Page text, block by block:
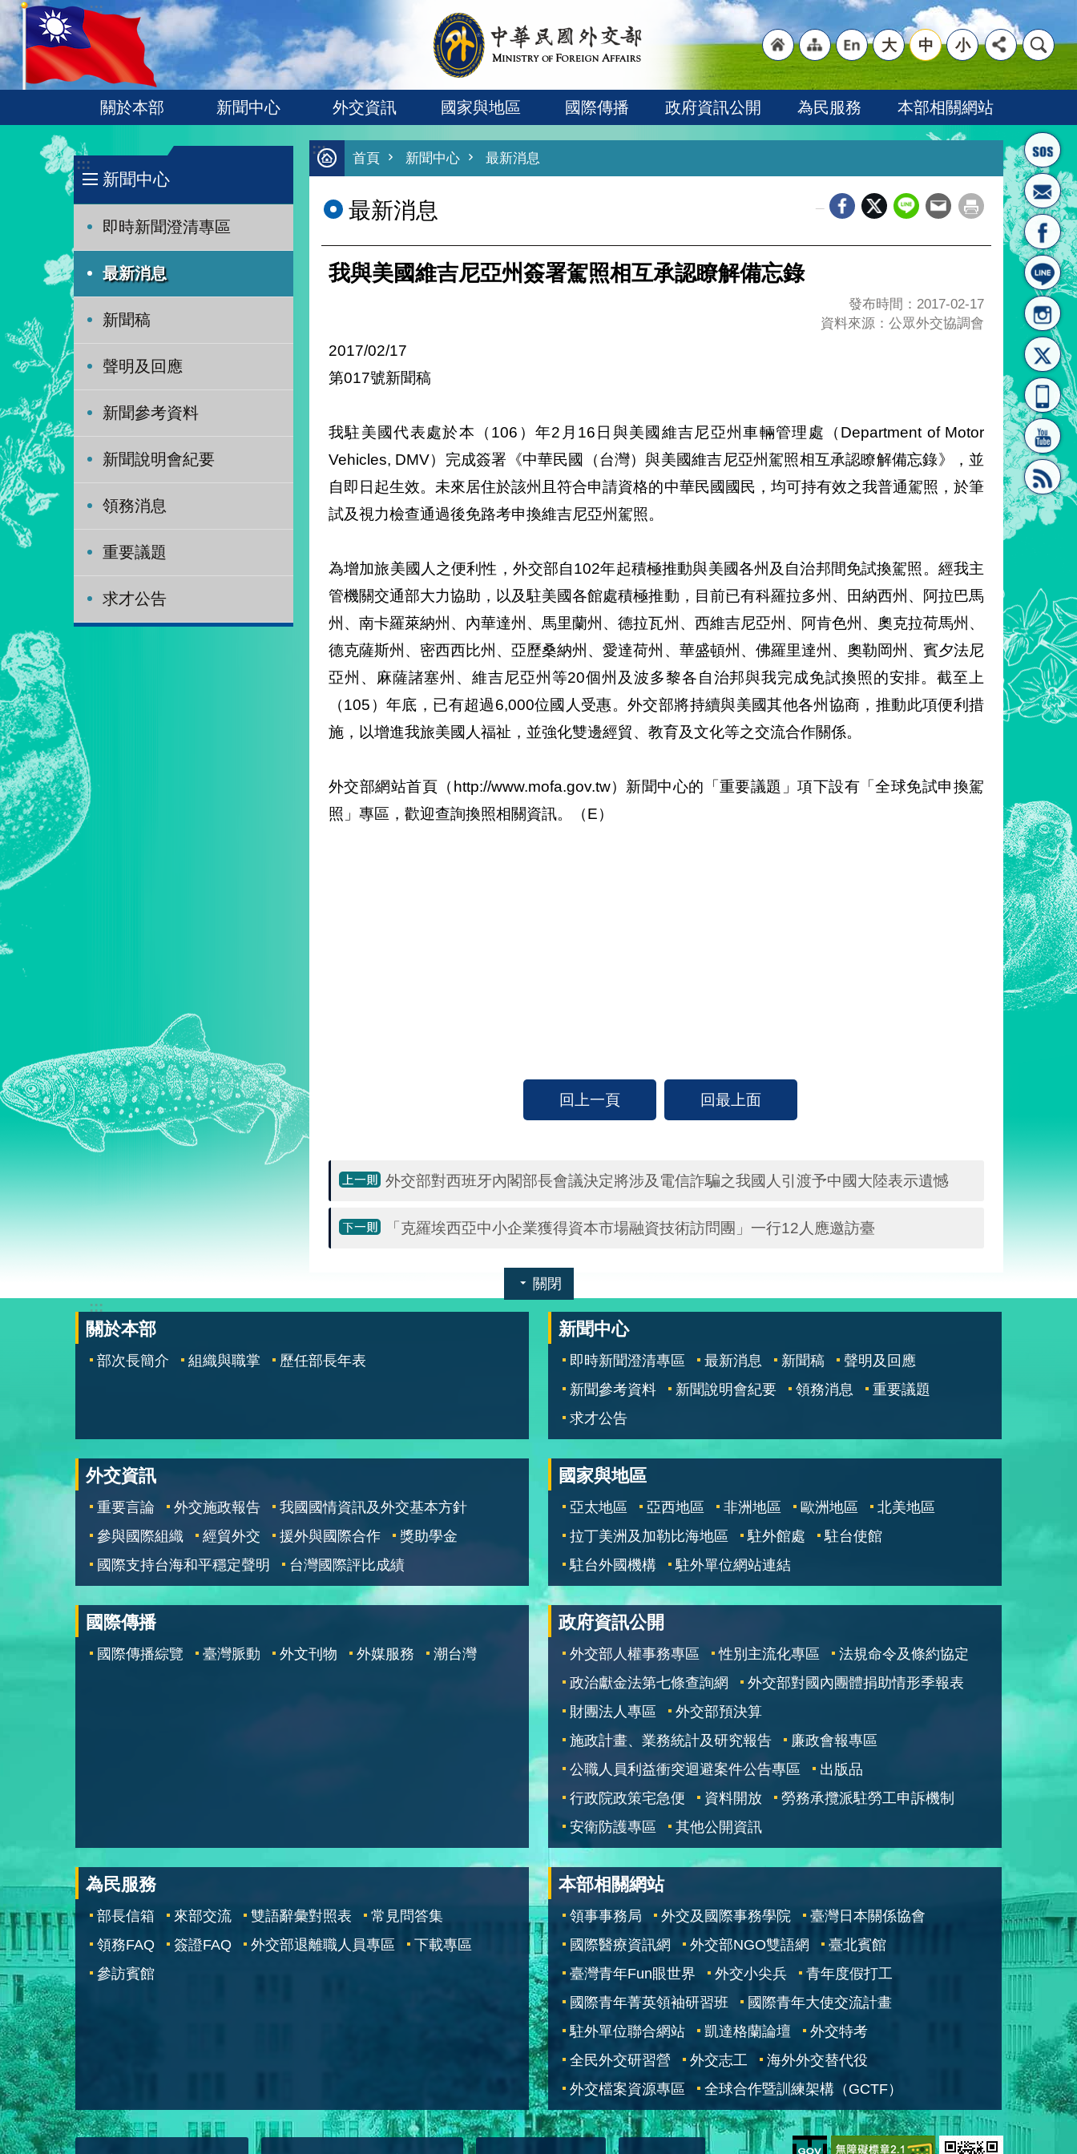
跳到主要內容區塊
:::
首頁
"網
站導
"英
文語
大 中 小
關於本部 新聞中心 外交資訊 國家與地區 國際傳播 政府資訊公開 為民服務 本部相關網站
:::
新聞中心
即時新聞澄清專區
最新消息
新聞稿
聲明及回應
新聞參考資料
新聞說明會紀要
領務消息
重要議題
求才公告
:::
首頁 新聞中心 最新消息
最新消息
我與美國維吉尼亞州簽署駕照相互承認瞭解備忘錄
發布時間：2017-02-17
資料來源：公眾外交協調會
2017/02/17
第017號新聞稿
我駐美國代表處於本（106）年2月16日與美國維吉尼亞州車輛管理處（Department of Motor
Vehicles, DMV）完成簽署《中華民國（台灣）與美國維吉尼亞州駕照相互承認瞭解備忘錄》，並
自即日起生效。未來居住於該州且符合申請資格的中華民國國民，均可持有效之我普通駕照，於筆
試及視力檢查通過後免路考申換維吉尼亞州駕照。
為增加旅美國人之便利性，外交部自102年起積極推動與美國各州及自治邦間免試換駕照。經我主
管機關交通部大力協助，以及駐美國各館處積極推動，目前已有科羅拉多州、田納西州、阿拉巴馬
州、南卡羅萊納州、內華達州、馬里蘭州、德拉瓦州、西維吉尼亞州、阿肯色州、奧克拉荷馬州、
德克薩斯州、密西西比州、亞歷桑納州、愛達荷州、華盛頓州、佛羅里達州、奧勒岡州、賓夕法尼
亞州、麻薩諸塞州、維吉尼亞州等20個州及波多黎各自治邦與我完成免試換照的安排。截至上
（105）年底，已有超過6,000位國人受惠。外交部將持續與美國其他各州協商，推動此項便利措
施，以增進我旅美國人福祉，並強化雙邊經貿、教育及文化等之交流合作關係。
外交部網站首頁（http://www.mofa.gov.tw）新聞中心的「重要議題」項下設有「全球免試申換駕
照」專區，歡迎查詢換照相關資訊。（E）
回上一頁 回最上面
外交部對西班牙內閣部長會議決定將涉及電信詐騙之我國人引渡予中國大陸表示遺憾
「克羅埃西亞中小企業獲得資本市場融資技術訪問團」一行12人應邀訪臺
關閉
:::
關於本部
部次長簡介 組織與職掌 歷任部長年表
新聞中心
即時新聞澄清專區 最新消息 新聞稿
聲明及回應
新聞參考資料
新聞說明會紀要 領務消息
重要議題
求才公告
外交資訊
重要言論 外交施政報告
我國國情資訊及外交基本方針
參與國際組織
經貿外交 援外與國際合作
獎助學金
國際支持台海和平穩定聲明
台灣國際評比成績
國家與地區
亞太地區 亞西地區 非洲地區 歐洲地區
北美地區
拉丁美洲及加勒比海地區
駐外館處
駐台使館
駐台外國機構
駐外單位網站連結
國際傳播
國際傳播綜覽 臺灣脈動 外文刊物 外媒服務 潮台灣
政府資訊公開
外交部人權事務專區 性別主流化專區
法規命令及條約協定
政治獻金法第七條查詢網
外交部對國內團體捐助情形季報表
財團法人專區
外交部預決算
施政計畫、業務統計及研究報告
廉政會報專區
公職人員利益衝突迴避案件公告專區
出版品
行政院政策宅急便
資料開放
勞務承攬派駐勞工申訴機制
安衛防護專區
其他公開資訊
為民服務
部長信箱 來部交流 雙語辭彙對照表
常見問答集
領務FAQ
簽證FAQ 外交部退離職人員專區
下載專區
參訪賓館
本部相關網站
領事事務局 外交及國際事務學院
臺灣日本關係協會
國際醫療資訊網
外交部NGO雙語網
臺北賓館
臺灣青年Fun眼世界
外交小尖兵
青年度假打工
國際青年菁英領袖研習班
國際青年大使交流計畫
駐外單位聯合網站
凱達格蘭論壇
外交特考
全民外交研習營
外交志工
海外外交替代役
外交檔案資源專區
全球合作暨訓練架構（GCTF）